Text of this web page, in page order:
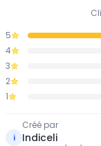
5
4
3
2
1
i
Créé par
Indiceli